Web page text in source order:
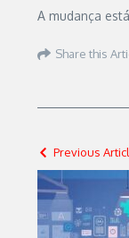
A mudança
Share this
Previous